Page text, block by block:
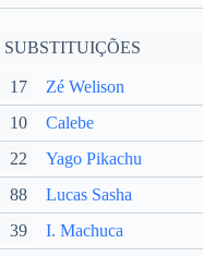
SUBSTITUIÇÕES
17 Zé Welison
10 Calebe
22 Yago Pikachu
88 Lucas Sasha
39 I. Machuca